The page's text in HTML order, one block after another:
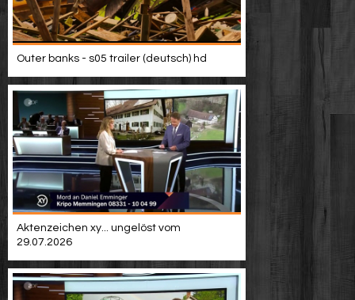
Outer banks - s05 trailer (deutsch) hd
Aktenzeichen xy... ungelöst vom
29.07.2026